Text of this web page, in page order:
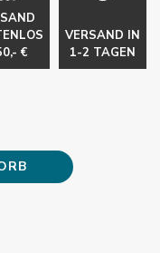
€
VERSAND IN
1-2 TAGEN